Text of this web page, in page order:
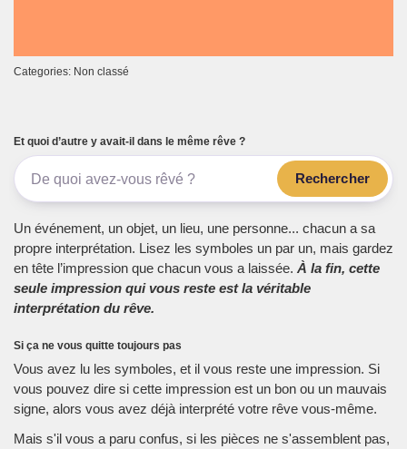
Categories: Non classé
Et quoi d’autre y avait-il dans le même rêve ?
Rechercher
Un événement, un objet, un lieu, une personne... chacun a sa
propre interprétation. Lisez les symboles un par un, mais gardez
en tête l’impression que chacun vous a laissée. À la fin, cette
seule impression qui vous reste est la véritable
interprétation du rêve.
Si ça ne vous quitte toujours pas
Vous avez lu les symboles, et il vous reste une impression. Si
vous pouvez dire si cette impression est un bon ou un mauvais
signe, alors vous avez déjà interprété votre rêve vous-même.
Mais s'il vous a paru confus, si les pièces ne s'assemblent pas,